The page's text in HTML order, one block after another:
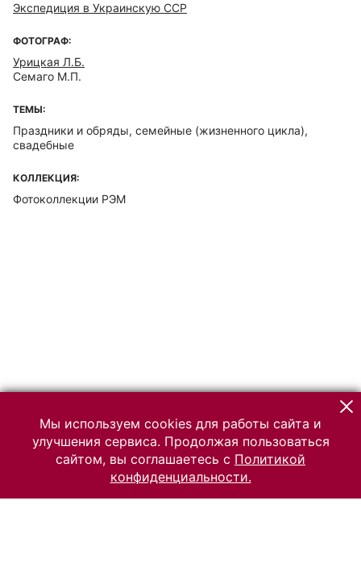
Экспедиция в Украинскую ССР
ФОТОГРАФ:
Урицкая Л.Б.
Семаго М.П.
ТЕМЫ:
Праздники и обряды, семейные (жизненного цикла),
свадебные
КОЛЛЕКЦИЯ:
Фотоколлекции РЭМ
Мы используем cookies для работы сайта и
улучшения сервиса. Продолжая пользоваться
сайтом, вы соглашаетесь с Политикой
конфиденциальности.